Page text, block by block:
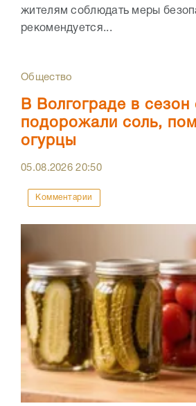
жителям соблюдать меры
рекомендуется...
Общество
В Волгограде в сезон
подорожали соль,
огурцы
05.08.202620:50
Комментарии